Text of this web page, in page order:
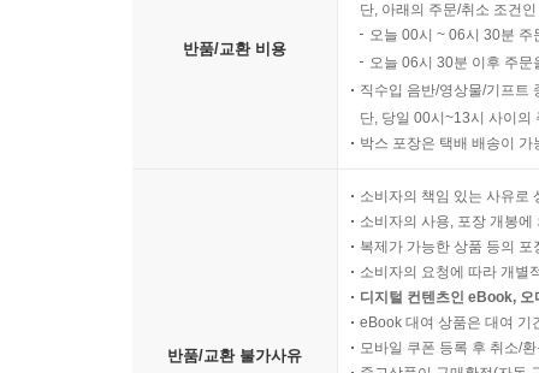
반품/교환 비용
단, 아래의 주문/취소 조건
오늘 00시 ~ 06시 30분
오늘 06시 30분 이후 주
직수입 음반/영상물/기프트
단, 당일 00시~13시 사이의
박스 포장은 택배 배송이
반품/교환 불가사유
소비자의 책임 있는 사유로
소비자의 사용, 포장 개봉
복제가 가능한 상품 등의
소비자의 요청에 따라 개별
디지털 컨텐츠인 eBook,
eBook 대여 상품은 대여 기
모바일 쿠폰 등록 후 취소/